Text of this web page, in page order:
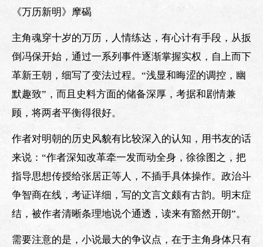
《万历新明》摩碣
主角魂穿十岁的万历，人情练达，有心计有手段，从扳
倒冯保开始，通过一系列事件逐渐掌握实权，自上而下
革新王朝，细写了变法过程。“浅显和晦涩的调控，幽
默趣致”，而且史料方面的储备深厚，考据和剧情兼
顾，将两者平衡得很好。
作者对明朝的历史风貌有比较深入的认知，用书友的话
来说：“作者深知改革牵一发而动全身，徐徐图之，把
指导思想传授给张居正等人，不插手具体操作。政治斗
争智商在线，考证详细，写的文言文颇有古韵。明末症
结，被作者清晰条理地说个通透，读来有豁然开朗”。
需要注意的是，小说最大的争议点，在于主角身体只有